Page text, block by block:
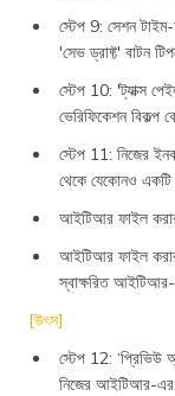
স্টেপ 9: সেশন
'সেভ ড্রাফ্ট' বাটন
স্টেপ 10: 'ট্যাক্স
ভেরিফিকেশন বিকল্প
স্টেপ 11: নিজের
থেকে যেকোনও একটি
আইটিআর ফাইল
আইটিআর ফাইল করার
স্বাক্ষরিত আইটিআর-
[উৎস]
স্টেপ 12: ‘প্রিভিউ
নিজের আইটিআর-এর